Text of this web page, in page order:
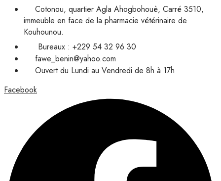
Cotonou, quartier Agla Ahogbohouè, Carré 3510,
immeuble en face de la pharmacie vétérinaire de
Kouhounou.
Bureaux : +229 54 32 96 30
fawe_benin@yahoo.com
Ouvert du Lundi au Vendredi de 8h à 17h
Facebook